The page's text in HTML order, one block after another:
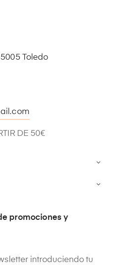
Toledo
DE 50€


promociones y
introduciendo tu